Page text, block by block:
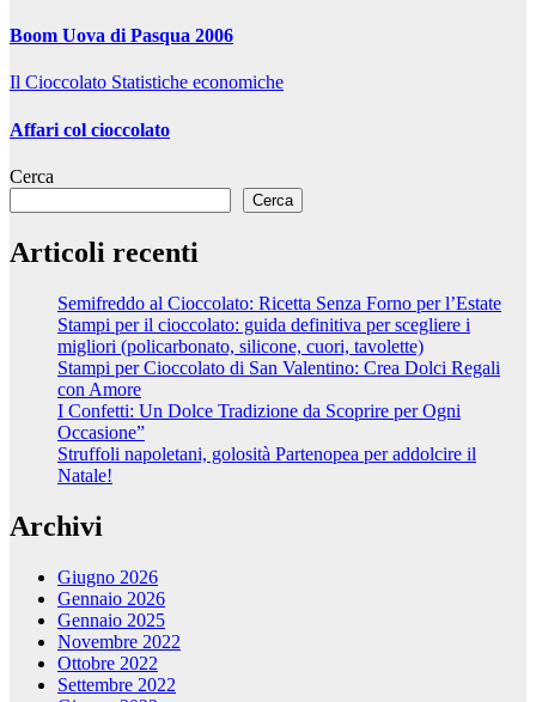
Boom Uova di Pasqua 2006
Il Cioccolato Statistiche economiche
Affari col cioccolato
Cerca
Cerca
Articoli recenti
Semifreddo al Cioccolato: Ricetta Senza Forno per l’Estate
Stampi per il cioccolato: guida definitiva per scegliere i
migliori (policarbonato, silicone, cuori, tavolette)
Stampi per Cioccolato di San Valentino: Crea Dolci Regali
con Amore
I Confetti: Un Dolce Tradizione da Scoprire per Ogni
Occasione”
Struffoli napoletani, golosità Partenopea per addolcire il
Natale!
Archivi
Giugno 2026
Gennaio 2026
Gennaio 2025
Novembre 2022
Ottobre 2022
Settembre 2022